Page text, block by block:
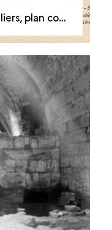
et élévation